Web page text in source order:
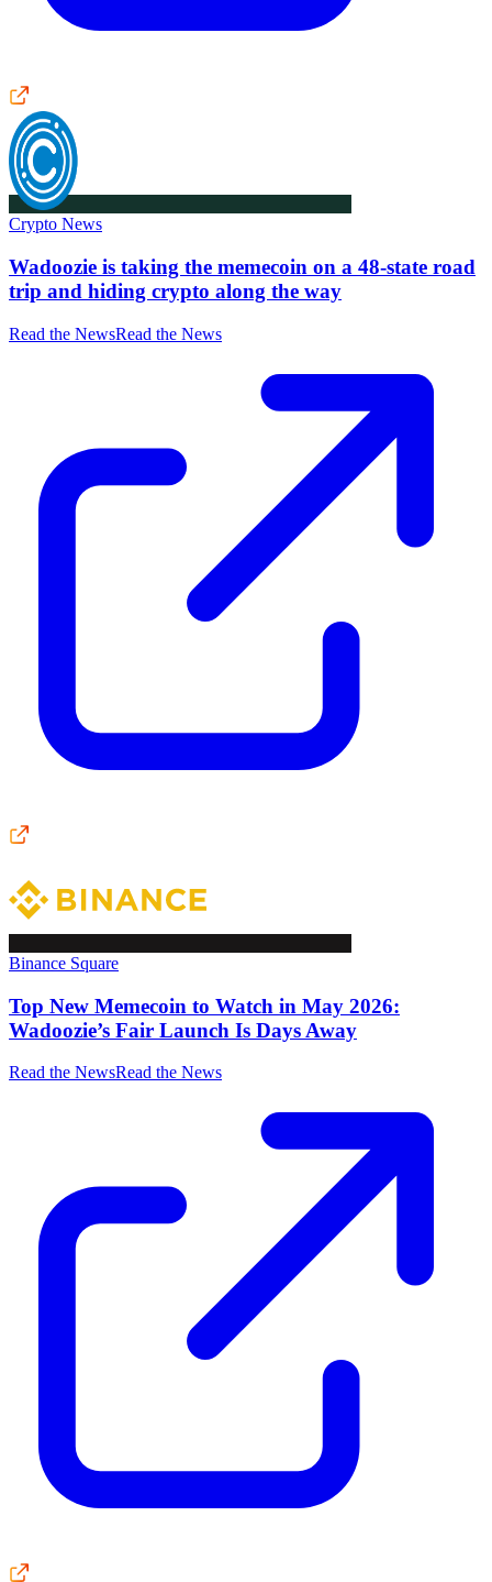
Crypto News
Wadoozie is taking the memecoin on a 48-state road
trip and hiding crypto along the way
Read the NewsRead the News
Binance Square
Top New Memecoin to Watch in May 2026:
Wadoozie’s Fair Launch Is Days Away
Read the NewsRead the News